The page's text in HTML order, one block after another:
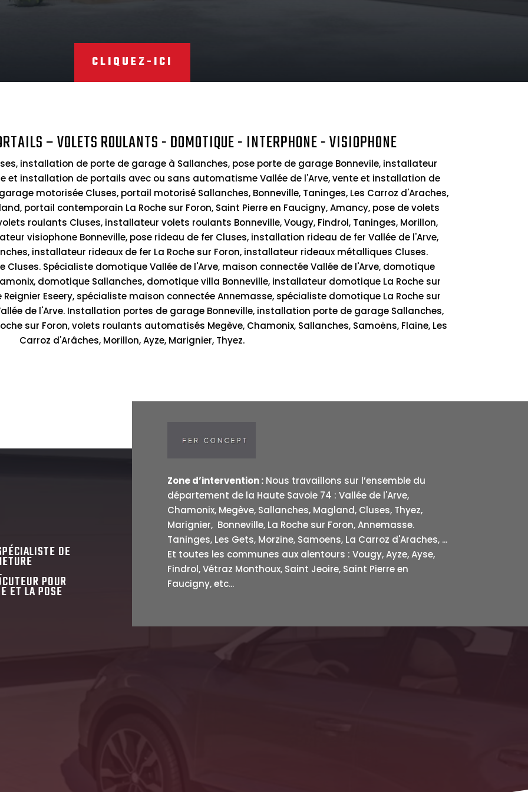
CLIQUEZ-ICI
– VOLETS ROULANTS - DOMOTIQUE - INTERPHONE - VISIOPHONE
installation de porte de garage à Sallanches, pose porte de garage Bonnevile, installateur
et installation de portails avec ou sans automatisme Vallée de l'Arve, vente et installation de
motorisée Cluses, portail motorisé Sallanches, Bonneville, Taninges, Les Carroz d'Araches,
portail contemporain La Roche sur Foron, Saint Pierre en Faucigny, Amancy, pose de volets
roulants Cluses, installateur volets roulants Bonneville, Vougy, Findrol, Taninges, Morillon,
visiophone Bonneville, pose rideau de fer Cluses, installation rideau de fer Vallée de l'Arve,
installateur rideaux de fer La Roche sur Foron, installateur rideaux métalliques Cluses.
Spécialiste domotique Vallée de l'Arve, maison connectée Vallée de l'Arve, domotique
domotique Sallanches, domotique villa Bonneville, installateur domotique La Roche sur
Eseery, spécialiste maison connectée Annemasse, spécialiste domotique La Roche sur
de l'Arve. Installation portes de garage Bonneville, installation porte de garage Sallanches,
sur Foron, volets roulants automatisés Megève, Chamonix, Sallanches, Samoëns, Flaine, Les
Carroz d'Arâches, Morillon, Ayze, Marignier, Thyez.
DE
POUR
ET LA POSE
Zone d’intervention : Nous travaillons sur l’ensemble du
département de la Haute Savoie 74 : Vallée de l'Arve,
Chamonix, Megève, Sallanches, Magland, Cluses, Thyez,
Marignier, Bonneville, La Roche sur Foron, Annemasse.
Taninges, Les Gets, Morzine, Samoens, La Carroz d'Araches, ...
Et toutes les communes aux alentours : Vougy, Ayze, Ayse,
Findrol, Vétraz Monthoux, Saint Jeoire, Saint Pierre en
Faucigny, etc...